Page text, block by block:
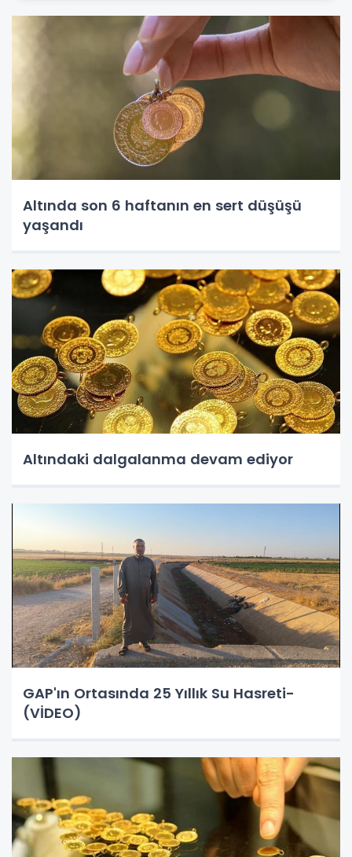
Altında son 6 haftanın en sert düşüşü
yaşandı
Altındaki dalgalanma devam ediyor
GAP'ın Ortasında 25 Yıllık Su Hasreti-
(VİDEO)